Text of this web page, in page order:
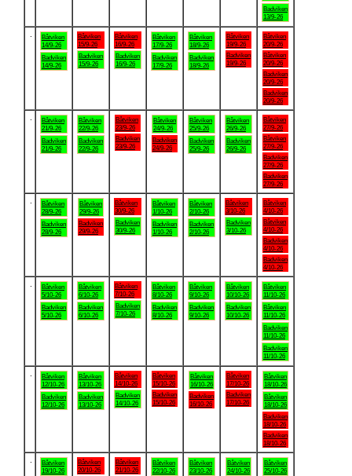
Badviken
13/9-26
Båtviken
14/9-26
Badviken
14/9-26
Båtviken
15/9-26
Badviken
15/9-26
Båtviken
16/9-26
Badviken
16/9-26
Båtviken
17/9-26
Badviken
17/9-26
Båtviken
18/9-26
Badviken
18/9-26
Båtviken
19/9-26
Badviken
19/9-26
Båtviken
20/9-26
Båtviken
20/9-26
Badviken
20/9-26
Badviken
20/9-26
Båtviken
21/9-26
Badviken
21/9-26
Båtviken
22/9-26
Badviken
22/9-26
Båtviken
23/9-26
Badviken
23/9-26
Båtviken
24/9-26
Badviken
24/9-26
Båtviken
25/9-26
Badviken
25/9-26
Båtviken
26/9-26
Badviken
26/9-26
Båtviken
27/9-26
Båtviken
27/9-26
Badviken
27/9-26
Badviken
27/9-26
Båtviken
28/9-26
Badviken
28/9-26
Båtviken
29/9-26
Badviken
29/9-26
Båtviken
30/9-26
Badviken
30/9-26
Båtviken
1/10-26
Badviken
1/10-26
Båtviken
2/10-26
Badviken
2/10-26
Båtviken
3/10-26
Badviken
3/10-26
Båtviken
4/10-26
Båtviken
4/10-26
Badviken
4/10-26
Badviken
4/10-26
Båtviken
5/10-26
Badviken
5/10-26
Båtviken
6/10-26
Badviken
6/10-26
Båtviken
7/10-26
Badviken
7/10-26
Båtviken
8/10-26
Badviken
8/10-26
Båtviken
9/10-26
Badviken
9/10-26
Båtviken
10/10-26
Badviken
10/10-26
Båtviken
11/10-26
Båtviken
11/10-26
Badviken
11/10-26
Badviken
11/10-26
Båtviken
12/10-26
Badviken
12/10-26
Båtviken
13/10-26
Badviken
13/10-26
Båtviken
14/10-26
Badviken
14/10-26
Båtviken
15/10-26
Badviken
15/10-26
Båtviken
16/10-26
Badviken
16/10-26
Båtviken
17/10-26
Badviken
17/10-26
Båtviken
18/10-26
Båtviken
18/10-26
Badviken
18/10-26
Badviken
18/10-26
Båtviken
19/10-26
Båtviken
20/10-26
Båtviken
21/10-26
Båtviken
22/10-26
Båtviken
23/10-26
Båtviken
24/10-26
Båtviken
25/10-26